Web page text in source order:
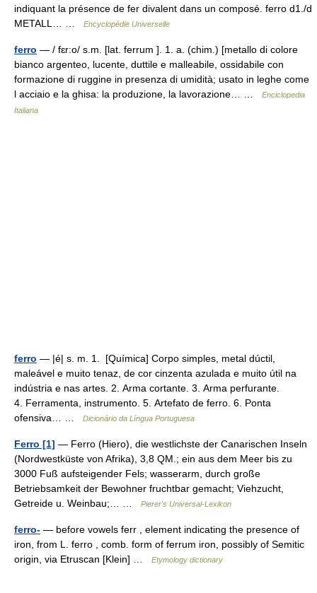
indiquant la présence de fer divalent dans un composé. ferro d1./d
METALL… …
Encyclopédie Universelle
ferro — / fɛr:o/ s.m. [lat. ferrum ]. 1. a. (chim.) [metallo di colore
bianco argenteo, lucente, duttile e malleabile, ossidabile con
formazione di ruggine in presenza di umidità; usato in leghe come
l acciaio e la ghisa: la produzione, la lavorazione… …
Enciclopedia
Italiana
ferro — |é| s. m. 1. [Química] Corpo simples, metal dúctil,
maleável e muito tenaz, de cor cinzenta azulada e muito útil na
indústria e nas artes. 2. Arma cortante. 3. Arma perfurante.
4. Ferramenta, instrumento. 5. Artefato de ferro. 6. Ponta
ofensiva… …
Dicionário da Língua Portuguesa
Ferro [1] — Ferro (Hiero), die westlichste der Canarischen Inseln
(Nordwestküste von Afrika), 3,8 QM.; ein aus dem Meer bis zu
3000 Fuß aufsteigender Fels; wasserarm, durch große
Betriebsamkeit der Bewohner fruchtbar gemacht; Viehzucht,
Getreide u. Weinbau;… …
Pierer's Universal-Lexikon
ferro- — before vowels ferr , element indicating the presence of
iron, from L. ferro , comb. form of ferrum iron, possibly of Semitic
origin, via Etruscan [Klein] …
Etymology dictionary